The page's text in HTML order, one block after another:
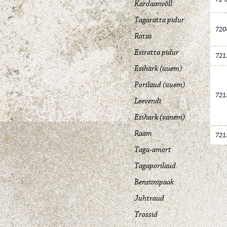
Kardaanvõll
Tagaratta pidur
Ratas
Esiratta pidur
Esihark (uuem)
Porilaud (uuem)
Leevendi
Esihark (vanem)
Raam
Taga-amort
Tagaporilaud
Bensiinipaak
Juhtraud
Trossid